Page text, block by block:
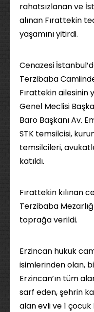
rahatsızlanan ve
alınan Fırattekin
yaşamını yitirdi.
Cenazesi
Terzibaba
Fırattekin ailesinin
Genel Meclisi
Baro Başkanı Av.
STK temsilcisi,
temsilcileri,
katıldı.
Fırattekin kılınan
Terzibaba
toprağa verildi.
Erzincan hukuk
isimlerinden olan,
Erzincan’ın tüm
sarf eden, şehrin
alan evli ve 1